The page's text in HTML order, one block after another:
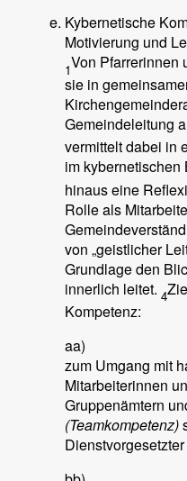
Kybernetische
Motivierung und
1Von Pfarrerinnen
sie in
Gemeindeleitung
vermittelt dabei in
im kybernetischen
hinaus eine
Rolle als
von „geistlicher
Grundlage den
innerlich leitet. 4
Kompetenz:
aa)
zum Umgang mit
Mitarbeiterinnen
Gruppenämtern
(Teamkompetenz)
Dienstvorgesetzter